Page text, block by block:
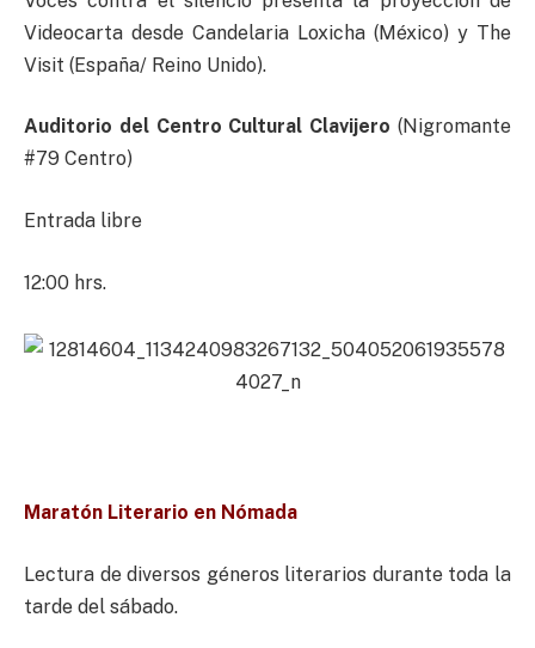
Videocarta desde Candelaria Loxicha (México) y The
Visit (España/ Reino Unido).
Auditorio del Centro Cultural Clavijero (Nigromante
#79 Centro)
Entrada libre
12:00 hrs.
Maratón Literario en Nómada
Lectura de diversos géneros literarios durante toda la
tarde del sábado.